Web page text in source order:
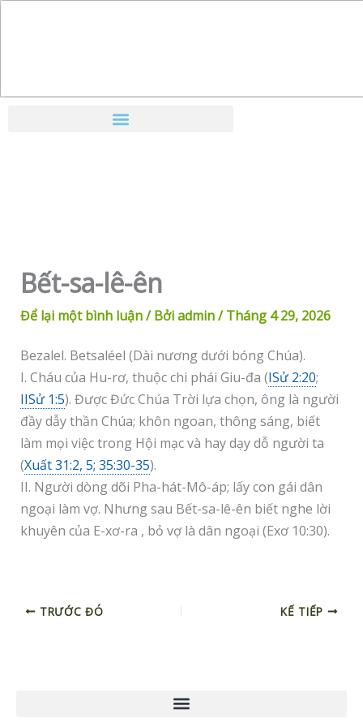
Bết-sa-lê-ên
Để lại một bình luận/ Bởiadmin/Tháng 4 29, 2026
Bezalel. Betsaléel (Dài nương dưới bóng Chúa).
I. Cháu của Hu-rơ, thuộc chi phái Giu-đa (ISử 2:20;
IISử 1:5). Được Đức Chúa Trời lựa chọn, ông là người
đầy dẫy thần Chúa; khôn ngoan, thông sáng, biết
làm mọi việc trong Hội mạc và hay dạy dỗ người ta
(Xuất 31:2, 5; 35:30-35).
II. Người dòng dõi Pha-hát-Mô-áp; lấy con gái dân
ngoại làm vợ. Nhưng sau Bết-sa-lê-ên biết nghe lời
khuyên của E-xơ-ra , bỏ vợ là dân ngoại (Exơ 10:30).
TRƯỚC ĐÓ KẾ TIẾP